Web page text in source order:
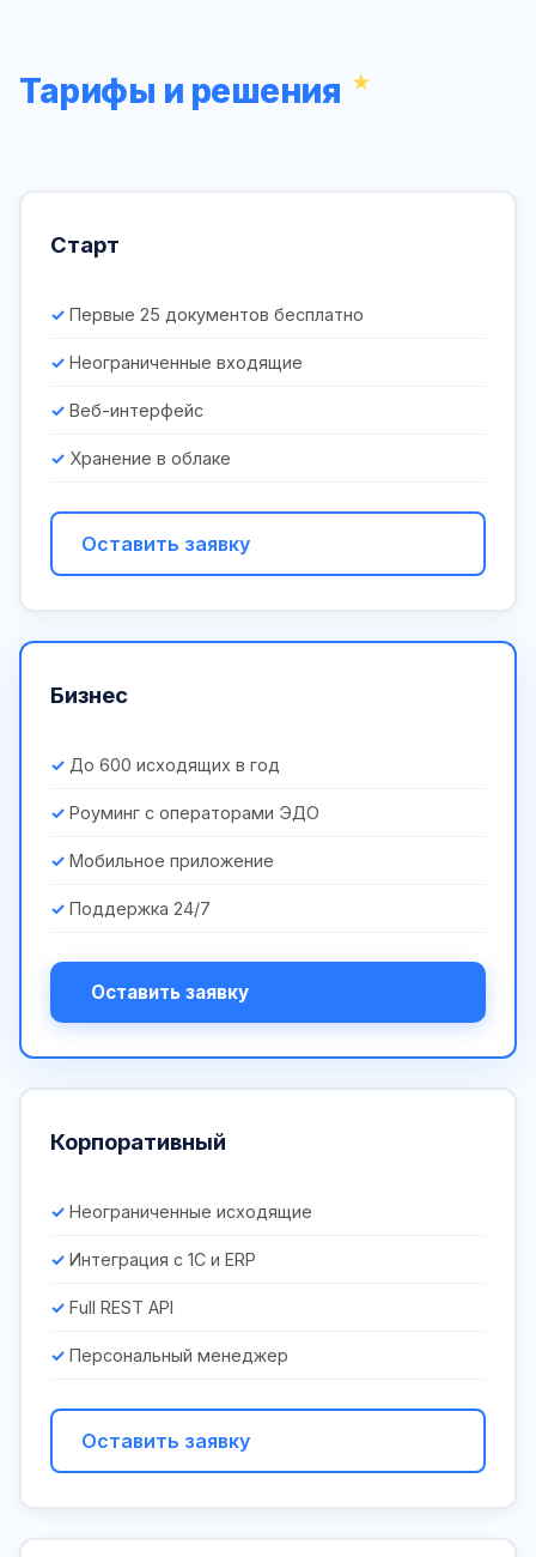
Тарифы и решения
Старт
Первые 25 документов бесплатно
Неограниченные входящие
Веб-интерфейс
Хранение в облаке
Оставить заявку
Бизнес
До 600 исходящих в год
Роуминг с операторами ЭДО
Мобильное приложение
Поддержка 24/7
Оставить заявку
Корпоративный
Неограниченные исходящие
Интеграция с 1С и ERP
Full REST API
Персональный менеджер
Оставить заявку